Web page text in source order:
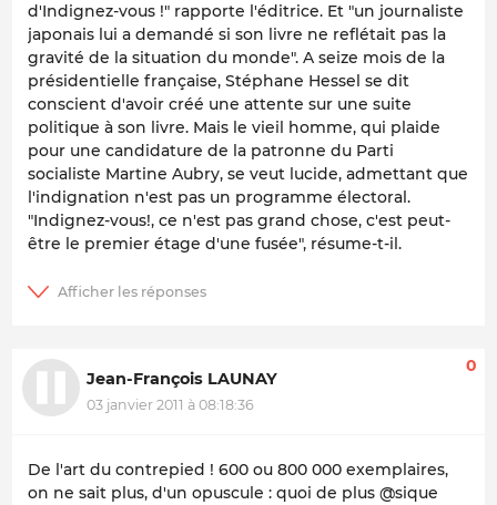
d'Indignez-vous !" rapporte l'éditrice. Et "un journaliste
japonais lui a demandé si son livre ne reflétait pas la
gravité de la situation du monde". A seize mois de la
présidentielle française, Stéphane Hessel se dit
conscient d'avoir créé une attente sur une suite
politique à son livre. Mais le vieil homme, qui plaide
pour une candidature de la patronne du Parti
socialiste Martine Aubry, se veut lucide, admettant que
l'indignation n'est pas un programme électoral.
"Indignez-vous!, ce n'est pas grand chose, c'est peut-
être le premier étage d'une fusée", résume-t-il.
Jean-François LAUNAY
03 janvier 2011 à 08:18:36
0
De l'art du contrepied ! 600 ou 800 000 exemplaires,
on ne sait plus, d'un opuscule : quoi de plus @sique